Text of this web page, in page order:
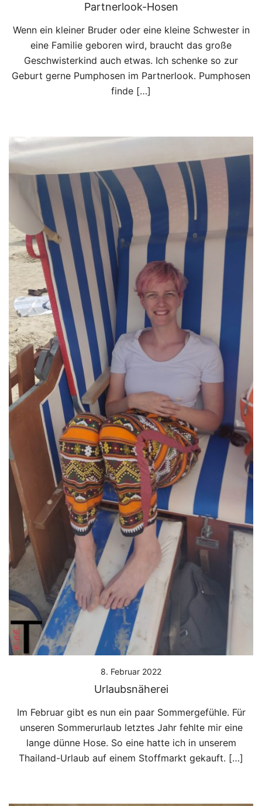
Partnerlook-Hosen
Wenn ein kleiner Bruder oder eine kleine Schwester in
eine Familie geboren wird, braucht das große
Geschwisterkind auch etwas. Ich schenke so zur
Geburt gerne Pumphosen im Partnerlook. Pumphosen
finde […]
8. Februar 2022
Urlaubsnäherei
Im Februar gibt es nun ein paar Sommergefühle. Für
unseren Sommerurlaub letztes Jahr fehlte mir eine
lange dünne Hose. So eine hatte ich in unserem
Thailand-Urlaub auf einem Stoffmarkt gekauft. […]